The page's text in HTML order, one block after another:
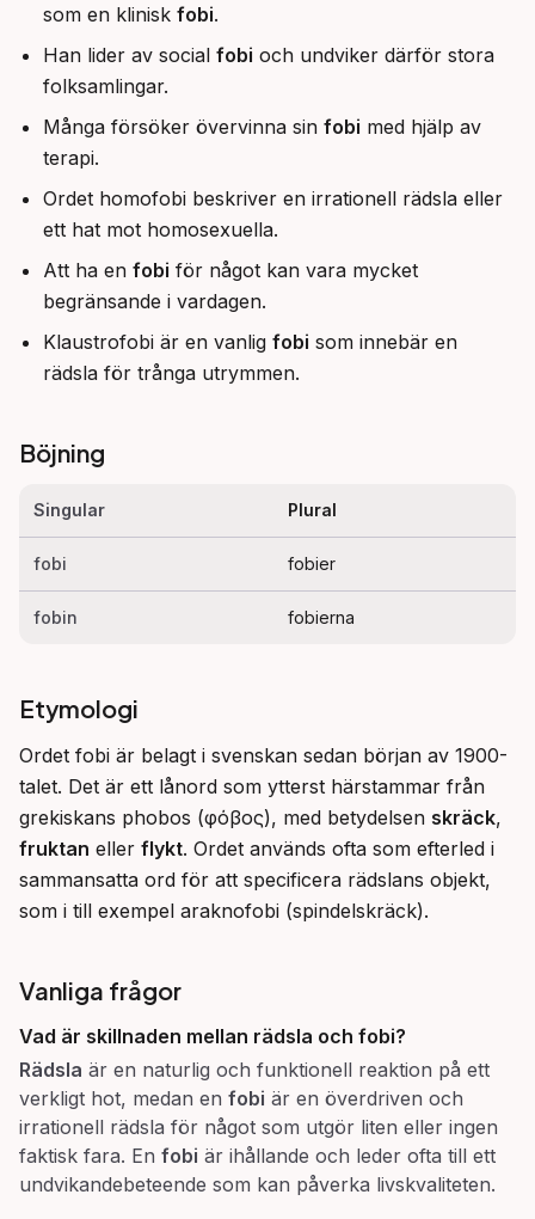
som en klinisk fobi.
Han lider av social fobi och undviker därför stora
folksamlingar.
Många försöker övervinna sin fobi med hjälp av
terapi.
Ordet homofobi beskriver en irrationell rädsla eller
ett hat mot homosexuella.
Att ha en fobi för något kan vara mycket
begränsande i vardagen.
Klaustrofobi är en vanlig fobi som innebär en
rädsla för trånga utrymmen.
Böjning
Singular Plural
fobi fobier
fobin fobierna
Etymologi
Ordet fobi är belagt i svenskan sedan början av 1900-
talet. Det är ett lånord som ytterst härstammar från
grekiskans phobos (φόβος), med betydelsen skräck
fruktan eller flykt. Ordet används ofta som efterled i
sammansatta ord för att specificera rädslans objekt,
som i till exempel araknofobi (spindelskräck).
Vanliga frågor
Vad är skillnaden mellan rädsla och fobi?
Rädsla är en naturlig och funktionell reaktion på ett
verkligt hot, medan en fobi är en överdriven och
irrationell rädsla för något som utgör liten eller ingen
faktisk fara. En fobi är ihållande och leder ofta till ett
undvikandebeteende som kan påverka livskvaliteten.